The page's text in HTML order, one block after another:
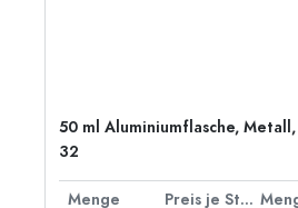
50 ml Aluminiumflasche,
32
Menge Preis je Stück